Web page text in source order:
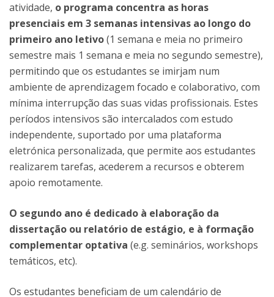
atividade, o programa concentra as horas
presenciais em 3 semanas intensivas ao longo do
primeiro ano letivo(1 semana e meia no primeiro
semestre mais 1 semana e meia no segundo semestre),
permitindo que os estudantes se imirjam num
ambiente de aprendizagem focado e colaborativo, com
mínima interrupção das suas vidas profissionais. Estes
períodos intensivos são intercalados com estudo
independente, suportado por uma plataforma
eletrónica personalizada, que permite aos estudantes
realizarem tarefas, acederem a recursos e obterem
apoio remotamente.
O segundo ano é dedicado à elaboração da
dissertação ou relatório de estágio, e à formação
complementar optativa (e.g. seminários, workshops
temáticos, etc).
Os estudantes beneficiam de um calendário de